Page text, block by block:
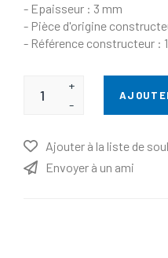
- Epaisseur : 3 mm
- Pièce d'origine
- Référence constructeur :
+
-
Ajouter à la liste de
Envoyer à un ami